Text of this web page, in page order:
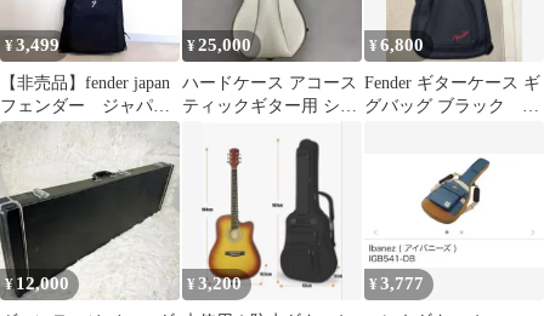
¥3,499
【非売品】fender japan
フェンダー ジャパ
ン ギグバックソフト
ケース
¥25,000
ハードケース アコース
ティックギター用 シル
¥6,800
Fender ギターケース ギ
グバッグ ブラック ド
¥12,000 ¥3,200 ¥3,777